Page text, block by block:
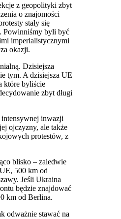
z geopolityki zbyt
o znajomości
stały się
Powinniśmy byli być
imperialistycznymi
okazji.
Dzisiejsza
tym. A dzisiejsza UE
które byliście
zbyt długi
inwazji
ojczyzny, ale także
protestów, z
blisko – zaledwie
500 km od
Jeśli Ukraina
będzie znajdować
km od Berlina.
odważnie stawać na